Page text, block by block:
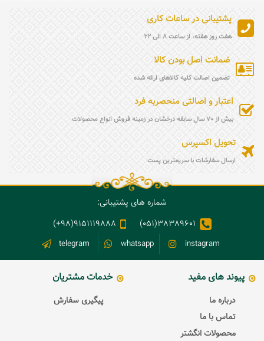
پشتیبانی در ساعات کاری
هفت روز هفته، از ساعت 8 الی 22
ضمانت اصل بودن کالا
تضمین اصالت کلیه کالاهای ارائه شده
اعتبار و اصالتی منحصربه فرد
بیش از 70 سال سابقه درخشان در زمینه فروش انواع محصولات
تحویل اکسپرس
ارسال سفارشات با سریعترین پست
شماره های پشتیبانی:
38389601(051)
9151119888(98+)
instagram
whatsapp
telegram
پیوند های مفید
درباره ما
تماس با ما
محصولات انگشتر
خدمات مشتریان
پیگیری سفارش